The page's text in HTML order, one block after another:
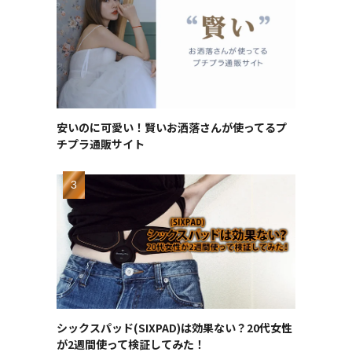
安いのに可愛い！賢いお洒落さんが使ってるプ
チプラ通販サイト
シックスパッド(SIXPAD)は効果ない？20代女性
が2週間使って検証してみた！